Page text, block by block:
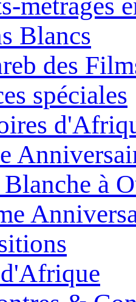
métrages
Blancs
des
spéciales
à